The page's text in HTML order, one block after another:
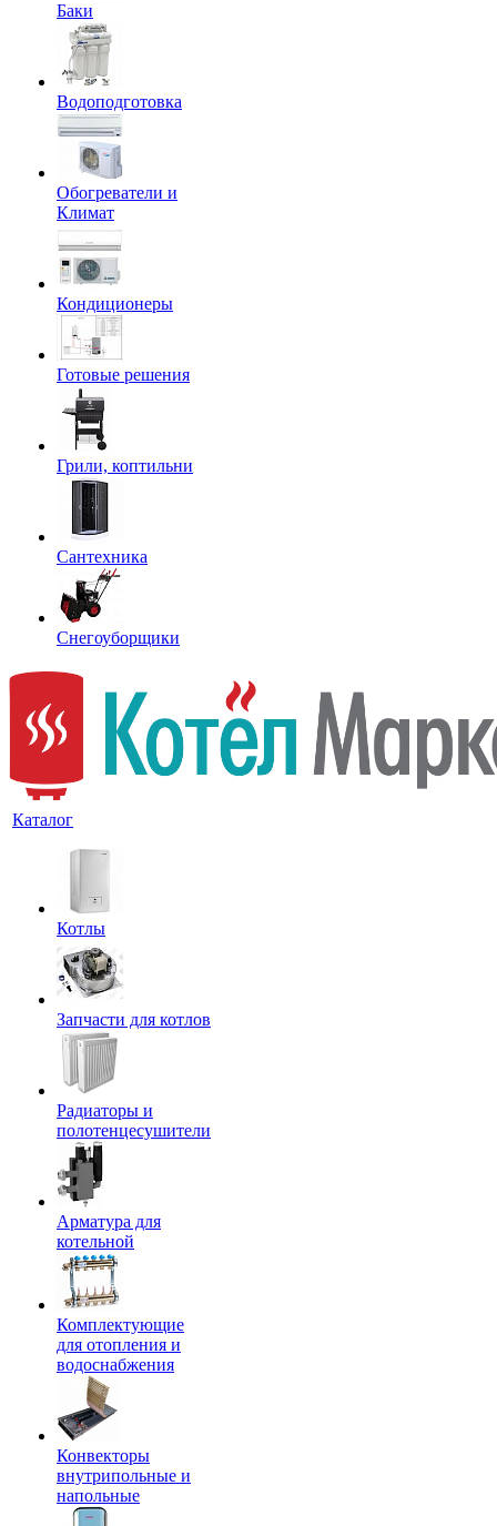
Баки
Водоподготовка
Обогреватели и
Климат
Кондиционеры
Готовые решения
Грили, коптильни
Сантехника
Снегоуборщики
Каталог
Котлы
Запчасти для котлов
Радиаторы и
полотенцесушители
Арматура для
котельной
Комплектующие
для отопления и
водоснабжения
Конвекторы
внутрипольные и
напольные